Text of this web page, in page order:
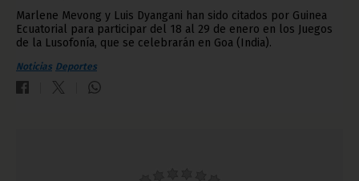
Marlene Mevong y Luis Dyangani han sido citados por Guinea
Ecuatorial para participar del 18 al 29 de enero en los Juegos
de la Lusofonía, que se celebrarán en Goa (India).
Noticias Deportes